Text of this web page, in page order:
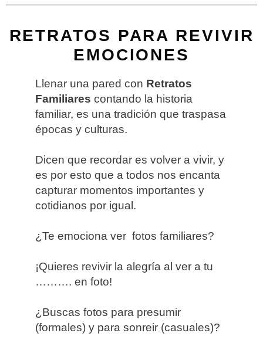
RETRATOS PARA REVIVIR
EMOCIONES
Llenar una pared con Retratos
Familiares contando la historia
familiar, es una tradición que traspasa
épocas y culturas.
Dicen que recordar es volver a vivir, y
es por esto que a todos nos encanta
capturar momentos importantes y
cotidianos por igual.
¿Te emociona ver fotos familiares?
¡Quieres revivir la alegría al ver a tu
………. en foto!
¿Buscas fotos para presumir
(formales) y para sonreir (casuales)?